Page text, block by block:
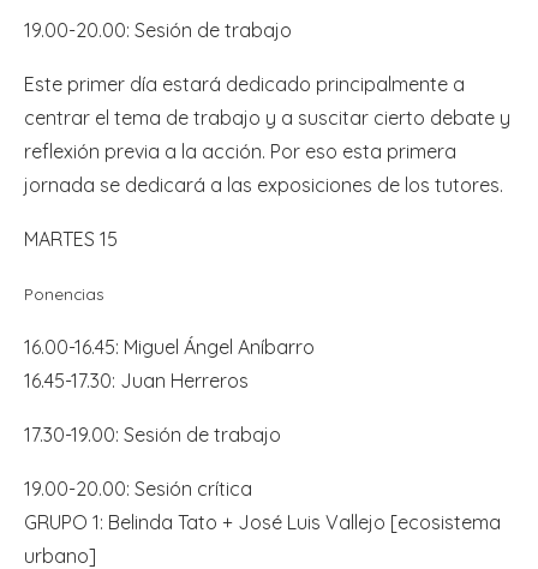
19.00-20.00: Sesión de trabajo
Este primer día estará dedicado principalmente a
centrar el tema de trabajo y a suscitar cierto debate y
reflexión previa a la acción. Por eso esta primera
jornada se dedicará a las exposiciones de los tutores.
MARTES 15
Ponencias
16.00-16.45: Miguel Ángel Aníbarro
16.45-17.30: Juan Herreros
17.30-19.00: Sesión de trabajo
19.00-20.00: Sesión crítica
GRUPO 1: Belinda Tato + José Luis Vallejo [ecosistema
urbano]